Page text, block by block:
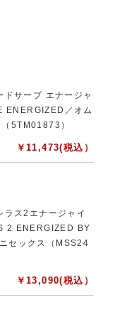
サーブ エナージャ
ENERGIZED／オム
5TM01873）
￥ 11,473(税込）
ス2エナージャイ
2 ENERGIZED BY
セックス（MSS24
￥ 13,090(税込）